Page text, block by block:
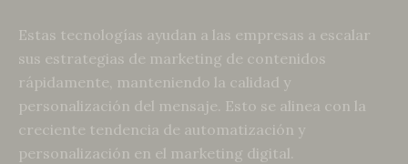
Estas tecnologías ayudan a las empresas a escalar
sus estrategias de marketing de contenidos
rápidamente, manteniendo la calidad y
personalización del mensaje. Esto se alinea con la
creciente tendencia de automatización y
personalización en el marketing digital.